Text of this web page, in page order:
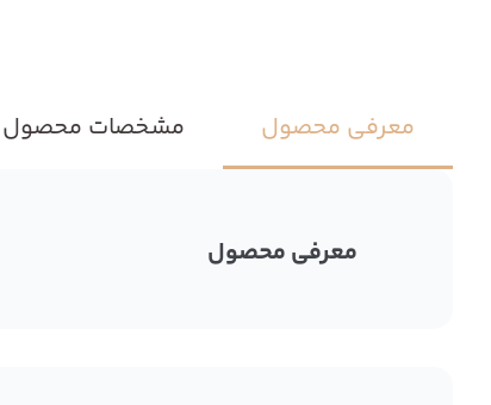
معرفی محصول مشخصات محصول
معرفی محصول